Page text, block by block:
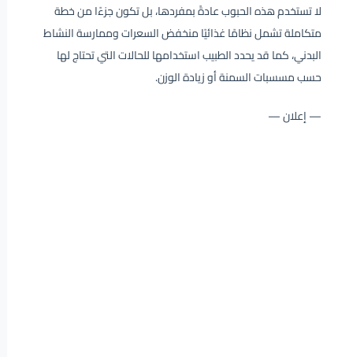
لا تستخدم هذه الحبوب عادةً بمفردها، بل تكون جزءًا من خطة
متكاملة تشمل نظامًا غذائيًا منخفض السعرات وممارسة النشاط
البدني، كما قد يحدد الطبيب استخدامها للحالات التي تحتاج لها
حسب مسسبات السمنة أو زيادة الوزن.
— إعلان —